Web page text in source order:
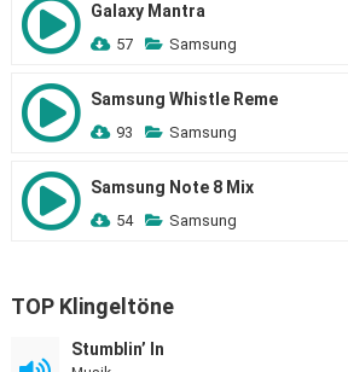
Galaxy Mantra
57 Samsung
Samsung Whistle Reme
93 Samsung
Samsung Note 8 Mix
54 Samsung
TOP Klingeltöne
Stumblin’ In